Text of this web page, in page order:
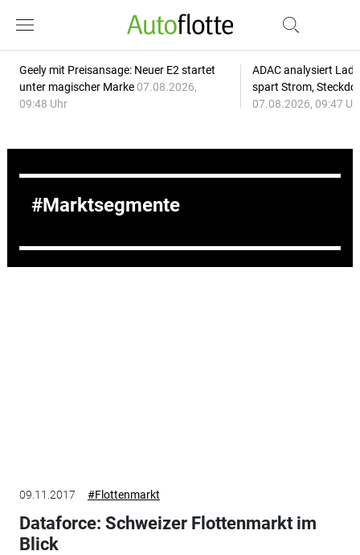
Geely mit Preisansage: Neuer E2 startet
unter magischer Marke 07.08.2026,
09:48 Uhr
ADAC analysiert
spart Strom,
07.08.2026, 09:47
Marktsegmente
09.11.2017 #Flottenmarkt
Dataforce: Schweizer Flottenmarkt im
Blick